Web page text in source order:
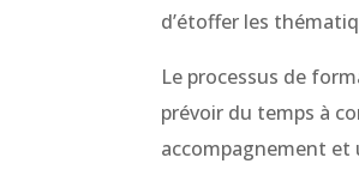
d’étoffer les
Le processus de
prévoir du temps à
accompagnement et